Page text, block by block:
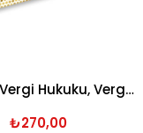
Orijinal Vergi Hukuku, Vergi Usul Hukuku ve Türk Vergi Sistemi hakimlik çıkmış soru bankası 2025
₺270,00